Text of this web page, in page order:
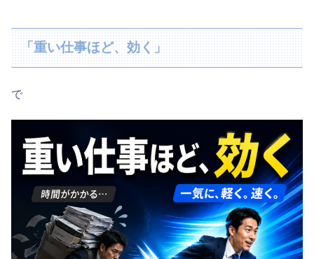
「重い仕事ほど、効く」
で